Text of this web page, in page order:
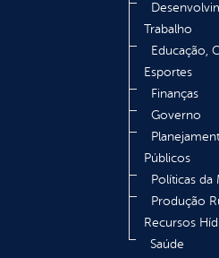
Trabalho
Educação,
Esportes
Finanças
Governo
Públicos
Políticas da
Produção
Recursos
Saúde